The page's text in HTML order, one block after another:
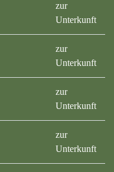
zur
Unterkunft
zur
Unterkunft
zur
Unterkunft
zur
Unterkunft